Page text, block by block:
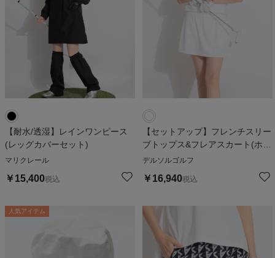
【耐水/透湿】レインワンピース
(レッグカバーセット)
マリクレール
￥ 15,400税込
【セットアップ】フレンチスリー
ブトップス&フレアスカート(ホワ
イト)
デルソルゴルフ
￥ 16,940税込
人気アイテム